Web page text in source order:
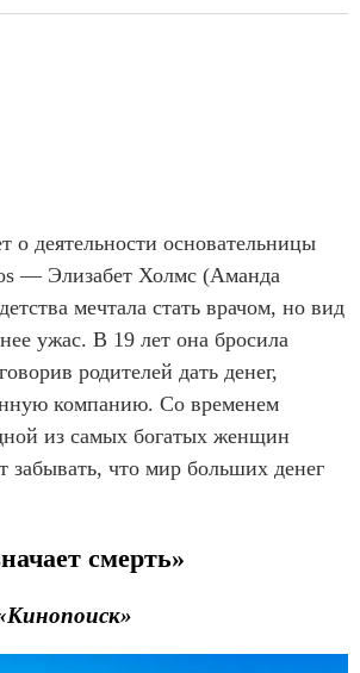
о деятельности основательницы
— Элизабет Холмс (Аманда
мечтала стать врачом, но вид
ужас. В 19 лет она бросила
родителей дать денег,
компанию. Со временем
из самых богатых женщин
что мир больших денег
смерть»